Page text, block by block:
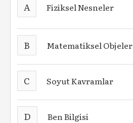
A Fiziksel Nesneler
B Matematiksel Objeler
C Soyut Kavramlar
D Ben Bilgisi